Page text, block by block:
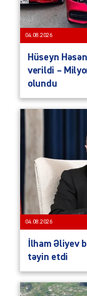
04.08.2026
Hüseyn
verildi –
olundu
04.08.2026
İlham Əliyev
təyin etdi